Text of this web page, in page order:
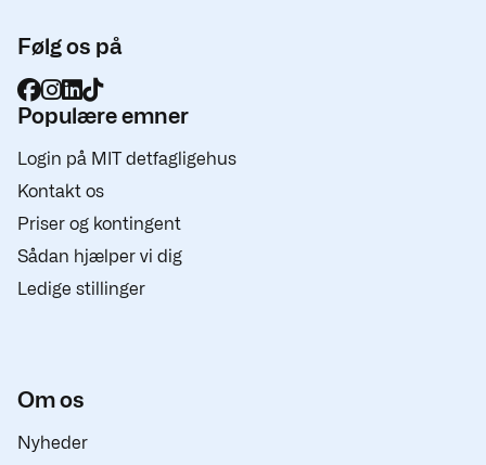
Følg os på
Populære emner
Login på MIT detfagligehus
Kontakt os
Priser og kontingent
Sådan hjælper vi dig
Ledige stillinger
Om os
Nyheder